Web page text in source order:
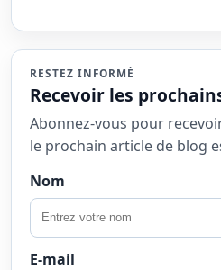
RESTEZ INFORMÉ
Recevoir les
Abonnez-vous pour
le prochain article de blog
Nom
E-mail